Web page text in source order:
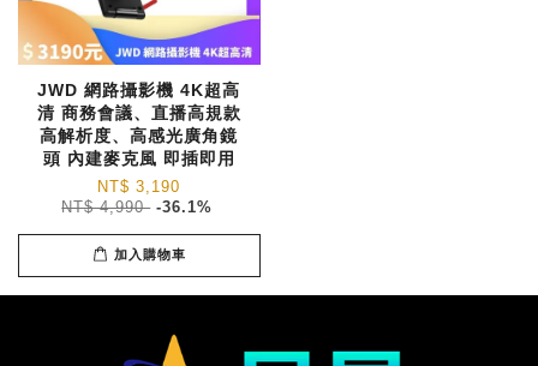
JWD 網路攝影機 4K超高
清 商務會議、直播高規款
高解析度、高感光廣角鏡
頭 內建麥克風 即插即用
NT$ 3,190
NT$ 4,990 -36.1%
加入購物車